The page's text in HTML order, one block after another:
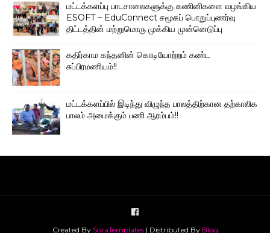
மட்டக்களப்பு பாடசாலைகளுக்கு கணினிகளை வழங்கிய
ESOFT – EduConnect சமூகப் பொறுப்புணர்வு
திட்டத்தின் மற்றுமொரு முக்கிய முன்னெடுப்பு
கதிர்காம கந்தனின் கொடியோற்றம் கண்ட
சுப்பிரமணியம்!!
மட்டக்களப்பில் இடிந்து விழுந்த பாலத்திற்கான தற்காலிக
பாலம் அமைக்கும் பணி ஆரம்பம்!!
Created By SoraTemplates| Distributed By Blog